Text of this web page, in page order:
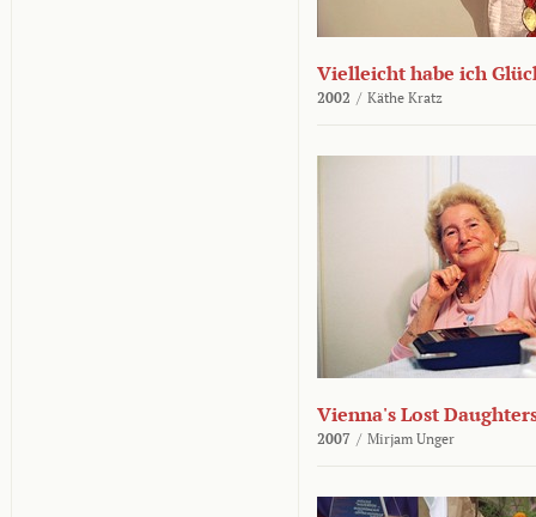
Vielleicht habe ich
2002 / Käthe Kratz
Vienna's Lost
2007 / Mirjam Unger